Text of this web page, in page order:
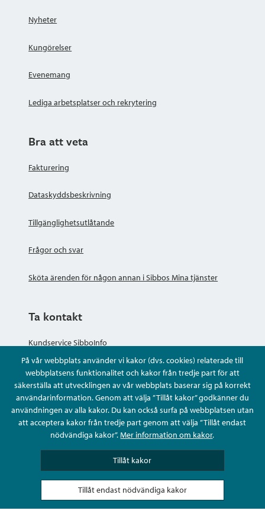
På vår webbplats använder vi kakor (dvs. cookies) relaterade till
webbplatsens funktionalitet och kakor från tredje part för att
säkerställa att utvecklingen av vår webbplats baserar sig på korrekt
användarinformation. Genom att välja ”Tillåt kakor” godkänner du
användningen av alla kakor. Du kan också surfa på webbplatsen utan
att acceptera kakor från tredje part genom att välja ”Tillåt endast
nödvändiga kakor”.Mer information om kakor.
Tillåt kakor
Tillåt endast nödvändiga kakor
Nyheter
Kungörelser
Evenemang
Lediga arbetsplatser och rekrytering
Bra att veta
Fakturering
Dataskyddsbeskrivning
Tillgänglighetsutlåtande
Frågor och svar
Sköta ärenden för någon annan i Sibbos Mina tjänster
Ta kontakt
Kundservice SibboInfo
Ge anonym respons
Ställ en fråga eller sköta ditt ärende
Kontaktuppgifter